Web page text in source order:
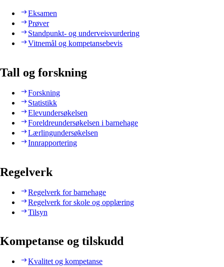
Eksamen
Prøver
Standpunkt- og underveisvurdering
Vitnemål og kompetansebevis
Tall og forskning
Forskning
Statistikk
Elevundersøkelsen
Foreldreundersøkelsen i barnehage
Lærlingundersøkelsen
Innrapportering
Regelverk
Regelverk for barnehage
Regelverk for skole og opplæring
Tilsyn
Kompetanse og tilskudd
Kvalitet og kompetanse